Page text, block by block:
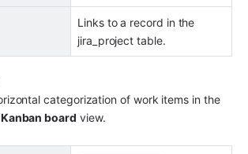
Links to a record in the
jira_project table.
A swimlane is a horizontal categorization of work items in the
Kanban board view.